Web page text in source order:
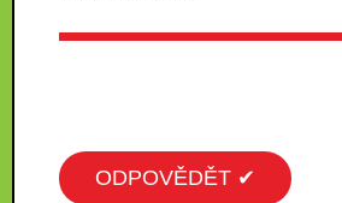
ODPOVĚDĚT ✔